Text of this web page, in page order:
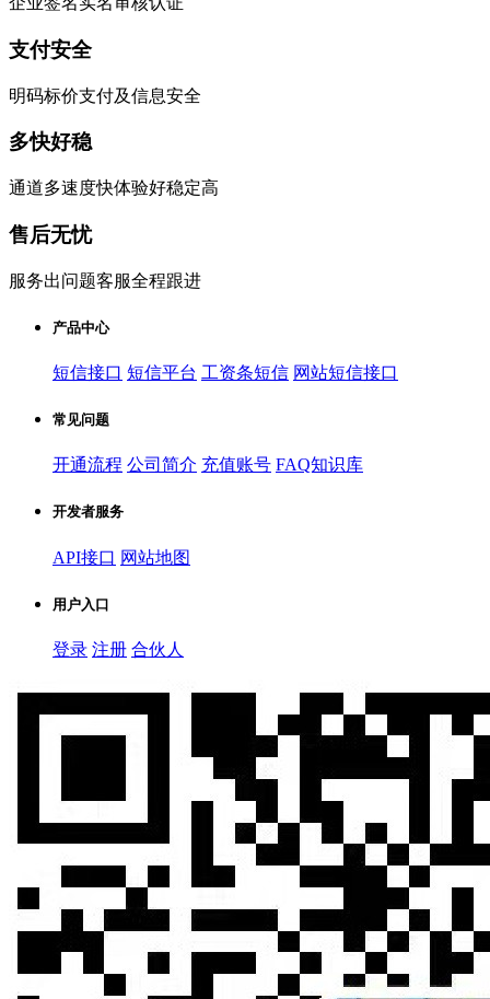
支付安全
明码标价支付及信息安全
多快好稳
通道多速度快体验好稳定高
售后无忧
服务出问题客服全程跟进
产品中心
短信接口 短信平台 工资条短信 网站短信接口
常见问题
开通流程 公司简介 充值账号 FAQ知识库
开发者服务
API接口 网站地图
用户入口
登录 注册 合伙人